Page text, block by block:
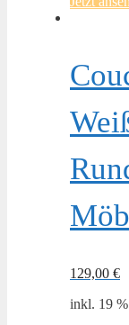
129,00 €
inkl. 19